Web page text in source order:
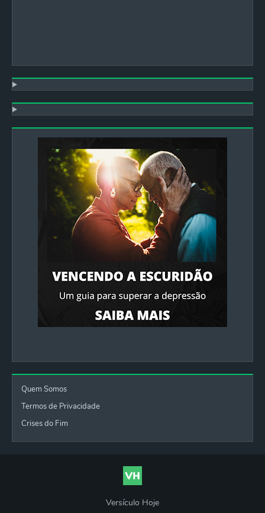
Quem Somos
Termos de Privacidade
Crises do Fim
Versículo Hoje